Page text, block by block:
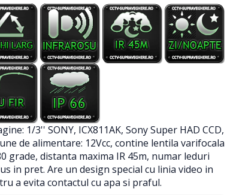
1/3'' SONY, ICX811AK, Sony Super HAD CCD,
de alimentare: 12Vcc, contine lentila varifocala
grade, distanta maxima IR 45m, numar leduri
in pret. Are un design special cu linia video in
a evita contactul cu apa si praful.